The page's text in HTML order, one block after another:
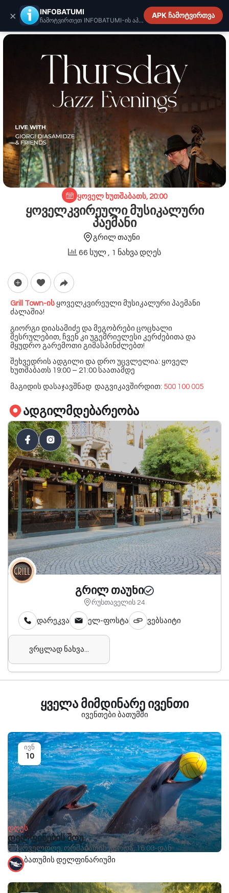
INFOBATUMI.GE
ყოველ ხუთშაბათს, 20:00
ყოველკვირეული მუსიკალური
პაემანი
გრილ თაუნი
66 სულ , 1 ნახვა დღეს
Grill Town-ის ყოველკვირეული მუსიკალური პაემანი
ძალაშია!
გიორგი დიასამიძე და მეგობრები ცოცხალი
შესრულებით, ჩვენ კი უგემრიელესი კერძებითა და
მყუდრო გარემოთი გიმასპინძლებთ!
შეხვედრის ადგილი და დრო უცვლელია: ყოველ
ხუთშაბათს 19:00 – 21:00 საათამდე
მაგიდის დასაჯავშნად დაგვიკავშირდით: 500 100 005
ადგილმდებარეობა
გრილ თაუნი
რუსთაველის 24
დარეკვა ელ-ფოსტა ვებსაიტი
ვრცლად ნახვა...
ყველა მიმდინარე ივენთი
ივენთები ბათუმში
დღეს
დელფინების შოუ
ყოველდღე, ორშაბათის გარდა, 16:00-დან
ივნ
10
ბათუმის დელფინარიუმი
× INFOBATUMI
ჩამოტვირთეთ INFOBATUMI-ის აპლიკაცია
APK ჩამოტვირთვა